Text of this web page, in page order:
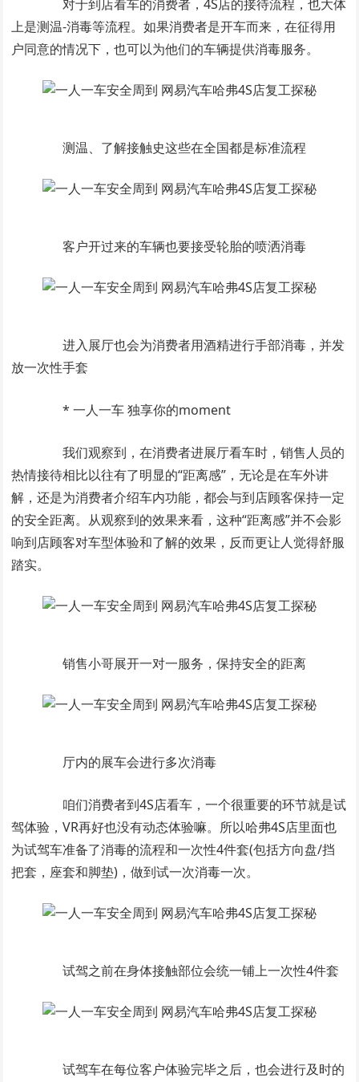
对于到店看车的消费者，4S店的接待流程，也大体
上是测温-消毒等流程。如果消费者是开车而来，在征得用
户同意的情况下，也可以为他们的车辆提供消毒服务。
测温、了解接触史这些在全国都是标准流程
客户开过来的车辆也要接受轮胎的喷洒消毒
进入展厅也会为消费者用酒精进行手部消毒，并发
放一次性手套
* 一人一车 独享你的moment
我们观察到，在消费者进展厅看车时，销售人员的
热情接待相比以往有了明显的“距离感”，无论是在车外讲
解，还是为消费者介绍车内功能，都会与到店顾客保持一定
的安全距离。从观察到的效果来看，这种“距离感”并不会影
响到店顾客对车型体验和了解的效果，反而更让人觉得舒服
踏实。
销售小哥展开一对一服务，保持安全的距离
厅内的展车会进行多次消毒
咱们消费者到4S店看车，一个很重要的环节就是试
驾体验，VR再好也没有动态体验嘛。所以哈弗4S店里面也
为试驾车准备了消毒的流程和一次性4件套(包括方向盘/挡
把套，座套和脚垫)，做到试一次消毒一次。
试驾之前在身体接触部位会统一铺上一次性4件套
试驾车在每位客户体验完毕之后，也会进行及时的